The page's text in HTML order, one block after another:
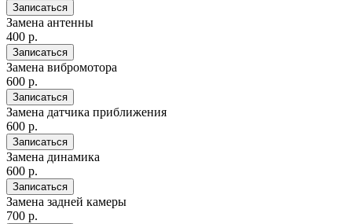
Записаться
Замена антенны
400 р.
Записаться
Замена вибромотора
600 р.
Записаться
Замена датчика приближения
600 р.
Записаться
Замена динамика
600 р.
Записаться
Замена задней камеры
700 р.